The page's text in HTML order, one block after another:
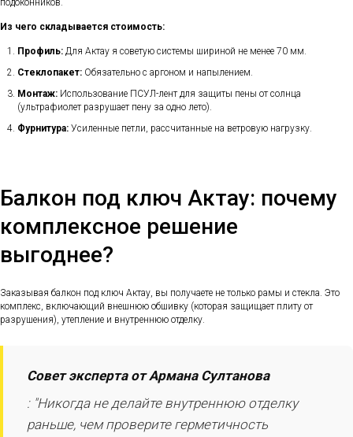
Из чего складывается стоимость:
Профиль: Для Актау я советую системы шириной не менее 70 мм.
Стеклопакет: Обязательно с аргоном и напылением.
Монтаж: Использование ПСУЛ-лент для защиты пены от солнца
(ультрафиолет разрушает пену за одно лето).
Фурнитура: Усиленные петли, рассчитанные на ветровую нагрузку.
Балкон под ключ Актау: почему
комплексное решение
выгоднее?
Заказывая балкон под ключ Актау, вы получаете не только рамы и стекла. Это
комплекс, включающий внешнюю обшивку (которая защищает плиту от
разрушения), утепление и внутреннюю отделку.
Совет эксперта от Армана Султанова
: "Никогда не делайте внутреннюю отделку
раньше, чем проверите герметичность